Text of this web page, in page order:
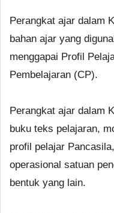
Perangkat ajar dalam
bahan ajar yang
menggapai Profil
Pembelajaran (CP).
Perangkat ajar dalam
buku teks pelajaran,
profil pelajar
operasional satuan
bentuk yang lain.